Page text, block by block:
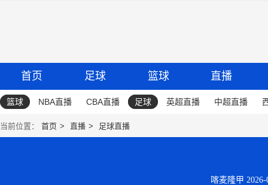
首页 足球 篮球 直播
篮球 NBA直播 CBA直播 足球 英超直播 中超直播
当前位置： 首页 直播 足球直播
喀麦隆甲 2026-